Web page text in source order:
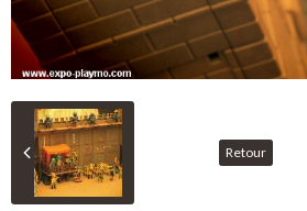
Retour